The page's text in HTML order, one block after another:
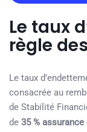
Le taux
règle
Le taux
consacrée au
de Stabilité
de 35 %